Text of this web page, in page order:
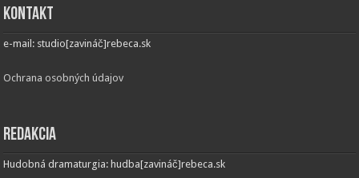
Kontakt
e-mail: studio[zavináč]rebeca.sk
Ochrana osobných údajov
Redakcia
Hudobná dramaturgia: hudba[zavináč]rebeca.sk